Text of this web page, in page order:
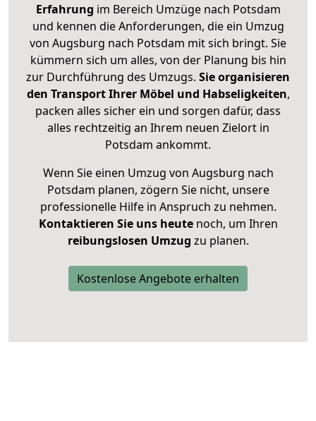
Erfahrung im Bereich Umzüge nach Potsdam
und kennen die Anforderungen, die ein Umzug
von Augsburg nach Potsdam mit sich bringt. Sie
kümmern sich um alles, von der Planung bis hin
zur Durchführung des Umzugs. Sie organisieren
den Transport Ihrer Möbel und Habseligkeiten,
packen alles sicher ein und sorgen dafür, dass
alles rechtzeitig an Ihrem neuen Zielort in
Potsdam ankommt.
Wenn Sie einen Umzug von Augsburg nach
Potsdam planen, zögern Sie nicht, unsere
professionelle Hilfe in Anspruch zu nehmen.
Kontaktieren Sie uns heutenoch, um Ihren
reibungslosen Umzug zu planen.
Kostenlose Angebote erhalten